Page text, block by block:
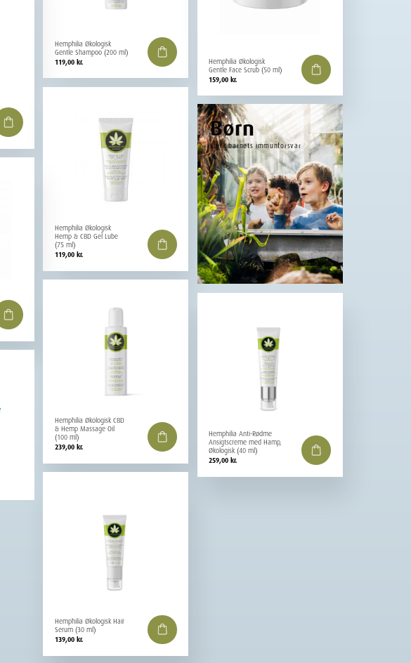
Hemphilia Økologisk
Gentle Shampoo (200 ml)
119,00kr.
Hemphilia Økologisk
Gentle Face Scrub (50 ml)
159,00kr.
Hemphilia Økologisk
Hemp & CBD Gel Lube
(75 ml)
119,00kr.
Børn
Styrk barnets immunforsvar
Hemphilia Økologisk CBD
& Hemp Massage Oil
(100 ml)
239,00kr.
Hemphilia Anti-Rødme
Ansigtscreme med Hamp,
Økologisk (40 ml)
259,00kr.
Hemphilia Økologisk Hair
Serum (30 ml)
139,00kr.